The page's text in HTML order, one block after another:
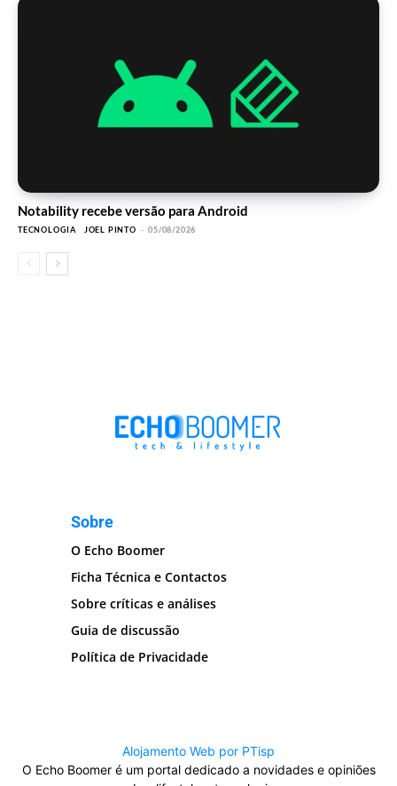
Notability recebe versão para Android
TECNOLOGIA JOEL PINTO - 05/08/2026
Sobre
O Echo Boomer
Ficha Técnica e Contactos
Sobre críticas e análises
Guia de discussão
Política de Privacidade
Alojamento Web por PTisp
O Echo Boomer é um portal dedicado a novidades e opiniões